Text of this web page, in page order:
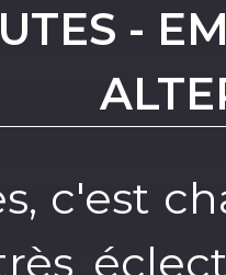
-
c'est